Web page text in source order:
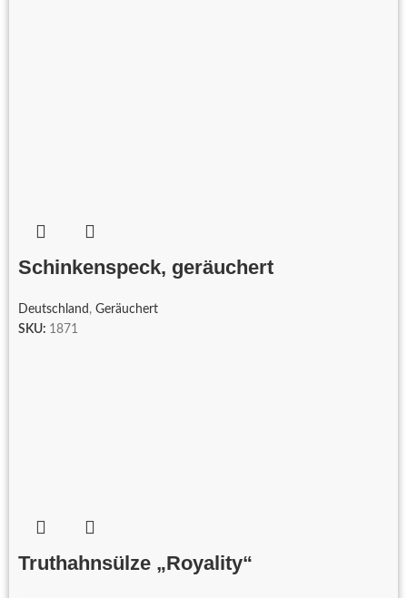
Schinkenspeck, geräuchert
Deutschland , Geräuchert
SKU: 1871
Truthahnsülze „Royality“